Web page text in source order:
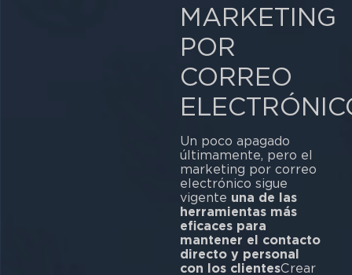
MARKETING
POR
CORREO
Un poco apagado
últimamente, pero el
marketing por correo
electrónico sigue
vigente una de las
herramientas más
eficaces para
mantener el contacto
directo y personal
con los clientesCrear